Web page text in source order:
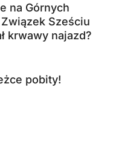
na Górnych
Sześciu
krwawy najazd?
pobity!